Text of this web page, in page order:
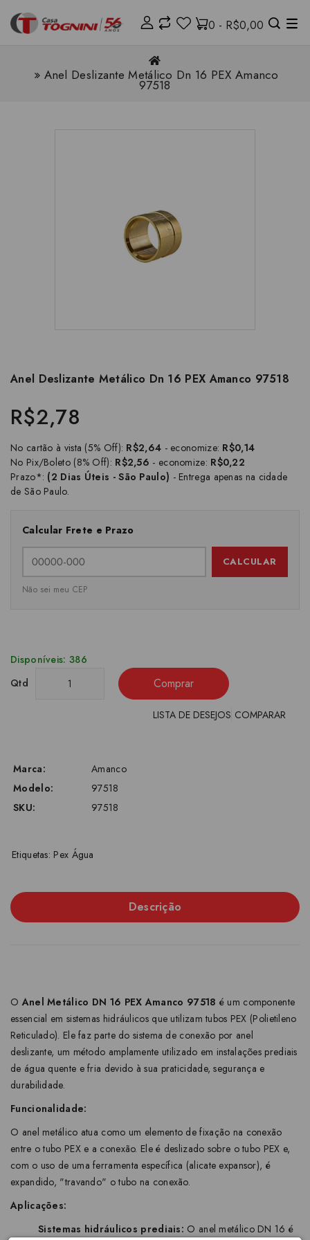
0 - R$0,00
Anel Deslizante Metálico Dn 16 PEX Amanco
97518
Anel Deslizante Metálico Dn 16 PEX Amanco 97518
R$2,78
No cartão à vista (5% Off): R$2,64 - economize: R$0,14
No Pix/Boleto (8% Off): R$2,56 - economize: R$0,22
Prazo*: (2 Dias Úteis - São Paulo) - Entrega apenas na cidade
de São Paulo.
Calcular Frete e Prazo
CALCULAR
Não sei meu CEP
Disponíveis: 386
Qtd
Comprar
LISTA DE DESEJOS COMPARAR
Marca:
Amanco
Modelo:
97518
SKU:
97518
Etiquetas: Pex Água
Descrição
OAnel Metálico DN 16 PEX Amanco 97518 é um componente
essencial em sistemas hidráulicos que utilizam tubos PEX (Polietileno
Reticulado). Ele faz parte do sistema de conexão por anel
deslizante, um método amplamente utilizado em instalações prediais
de água quente e fria devido à sua praticidade, segurança e
durabilidade.
Funcionalidade:
O anel metálico atua como um elemento de fixação na conexão
entre o tubo PEX e a conexão. Ele é deslizado sobre o tubo PEX e,
com o uso de uma ferramenta específica (alicate expansor), é
expandido, "travando" o tubo na conexão.
Aplicações:
Sistemas hidráulicos prediais: O anel metálico DN 16 é